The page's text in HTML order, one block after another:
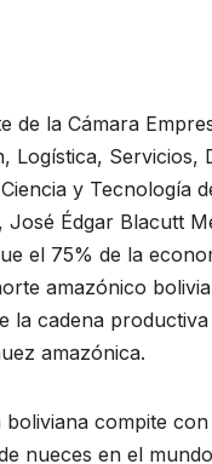
de la Cámara
Logística, Servicios,
y Tecnología
José Édgar Blacutt
el 75% de la
amazónico
la cadena
amazónica.
boliviana compite
nueces en el